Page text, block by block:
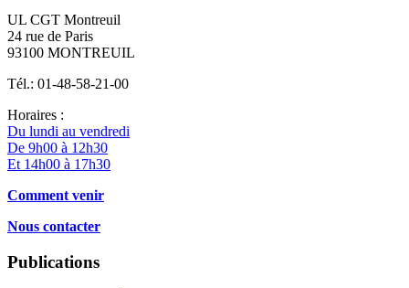
UL CGT Montreuil
24 rue de Paris
93100 MONTREUIL
Tél.: 01-48-58-21-00
Horaires :
Du lundi au vendredi
De 9h00 à 12h30
Et 14h00 à 17h30
Comment venir
Nous contacter
Publications